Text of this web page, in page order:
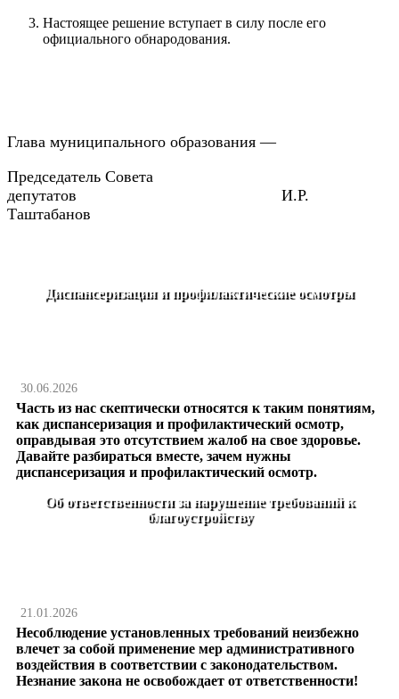
Настоящее решение вступает в силу после его
официального обнародования.
Глава муниципального образования —
Председатель Совета
депутатов И.Р.
Таштабанов
Диспансеризация и профилактические осмотры
30.06.2026
Часть из нас скептически относятся к таким понятиям,
как диспансеризация и профилактический осмотр,
оправдывая это отсутствием жалоб на свое здоровье.
Давайте разбираться вместе, зачем нужны
диспансеризация и профилактический осмотр.
Об ответственности за нарушение требований к
благоустройству
21.01.2026
Несоблюдение установленных требований неизбежно
влечет за собой применение мер административного
воздействия в соответствии с законодательством.
Незнание закона не освобождает от ответственности!